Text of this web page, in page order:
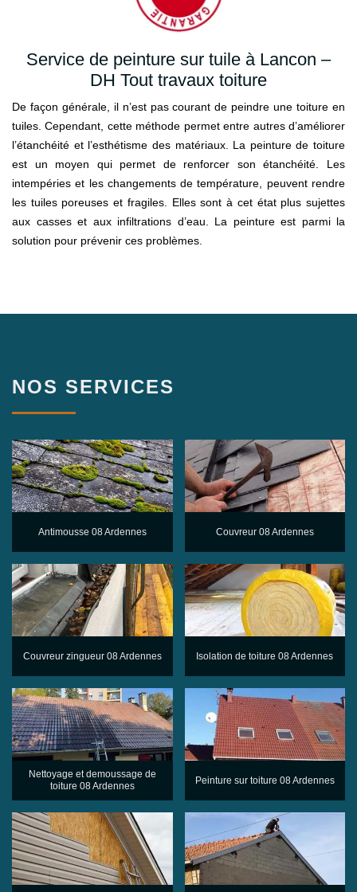
Service de peinture sur tuile à Lancon –
DH Tout travaux toiture
De façon générale, il n’est pas courant de peindre une toiture en
tuiles. Cependant, cette méthode permet entre autres d’améliorer
l’étanchéité et l’esthétisme des matériaux. La peinture de toiture
est un moyen qui permet de renforcer son étanchéité. Les
intempéries et les changements de température, peuvent rendre
les tuiles poreuses et fragiles. Elles sont à cet état plus sujettes
aux casses et aux infiltrations d’eau. La peinture est parmi la
solution pour prévenir ces problèmes.
NOS SERVICES
Antimousse 08 Ardennes Couvreur 08 Ardennes
Couvreur zingueur 08 Ardennes Isolation de toiture 08 Ardennes
Nettoyage et demoussage de
toiture 08 Ardennes
Peinture sur toiture 08 Ardennes